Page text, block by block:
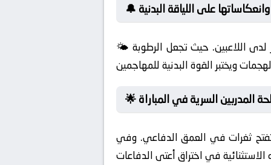
على اللياقة البدنية
🌤️ تخلق الغيوم الكثيفة بيئة لعب مريحة، حيث يقل تأثير أشعة الشمس المباشرة مما يرفع من معدلات التركيز لدى اللاعبين. حيث تجعل الرطوبة
المدربين السرية في المباراة
تفتح ثغرات في العمق الدفاعي. وفي